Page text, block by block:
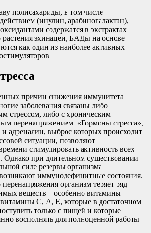
полисахариды, в том числе
(инулин, арабиногалактан),
содержатся в экстрактах
растения эхинацеи, БАДы на основе
как один из наиболее активных
причин снижения иммунитета
заболевания связаны либо
стрессом, либо с хроническим
перенапряжением. «Гормоны стресса»,
и адреналин, выброс которых происходит
ситуации, позволяют
стимулировать активность всех
Однако при длительном существовании
силе резервы организма
иммунодефицитные состояния.
организм теряет ряд
веществ – особенно витамины
С, А, Е, которые в достаточном
только с пищей и которые
восполнять для полноценной работы